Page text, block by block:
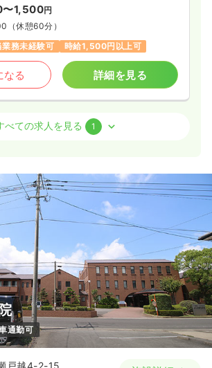
1,500円
（休憩60分）
業務未経験可 時給1,500円以上可
なる 詳細を見る
師
〜1,400円
当業務未経験可 時給1,400円以上可
る 詳細を見る
べての求人を見る 1
通勤可
戸越4-2-15